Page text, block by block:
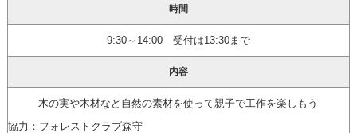
時間
9:30～14:00 受付は13:30まで
内容
木の実や木材など自然の素材を使って親子で工作を楽しもう
協力：フォレストクラブ森守